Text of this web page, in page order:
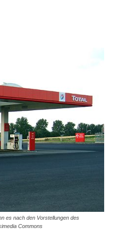
es nach den Vorstellungen des
Commons